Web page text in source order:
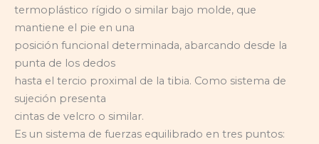
termoplástico rígido o similar bajo molde, que
mantiene el pie en una
posición funcional determinada, abarcando desde la
punta de los dedos
hasta el tercio proximal de la tibia. Como sistema de
sujeción presenta
cintas de velcro o similar.
Es un sistema de fuerzas equilibrado en tres puntos: